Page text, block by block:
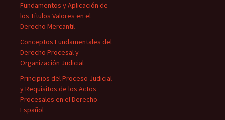
Fundamentos y Aplicación de
los Títulos Valores en el
Derecho Mercantil
Conceptos Fundamentales del
Derecho Procesal y
Organización Judicial
Principios del Proceso Judicial
y Requisitos de los Actos
Procesales en el Derecho
Español